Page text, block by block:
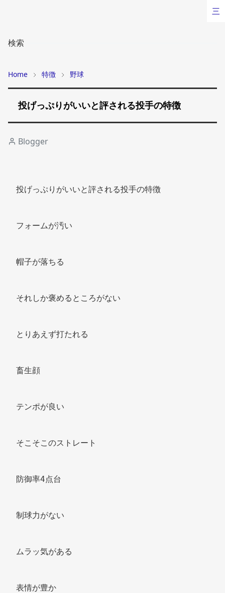
検索
Home 特徴 野球
投げっぷりがいいと評される投手の特徴
Blogger
投げっぷりがいいと評される投手の特徴
フォームが汚い
帽子が落ちる
それしか褒めるところがない
とりあえず打たれる
畜生顔
テンポが良い
そこそこのストレート
防御率4点台
制球力がない
ムラッ気がある
表情が豊か
三